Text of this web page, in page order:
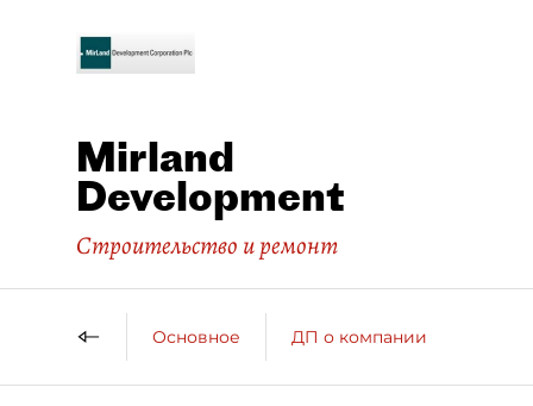
Mirland
Development
Строительство и ремонт
Основное ДП о компании